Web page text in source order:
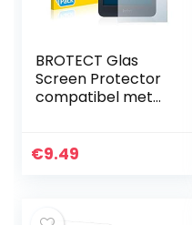
BROTECT Glas
Screen Protector
compatibel met
er [9H Hardheid,
€9.49